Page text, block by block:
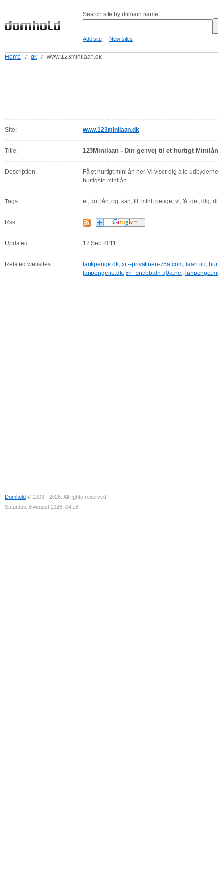
Search site by domain name:
Add site - New sites
Home / dk / www.123minilaan.dk
Site: www.123minilaan.dk
Title: 123Minilaan - Din genvej til et hurtigt Minilån
Description:
Få et hurtigt minilån her. Vi viser dig alle
hurtigste minilån.
Tags: et, du, lån, og, kan, til, mini, penge, vi, få, det, dig,
Rss:
Updated: 12 Sep 2011
Related websites: tankpenge.dk, xn--privatlnen-75a.com, laan.nu,
lanpengenu.dk, xn--snabbaln-g0a.net,
Domhold © 2009 - 2026. All rights reserved.
Saturday, 8 August 2026, 04:18